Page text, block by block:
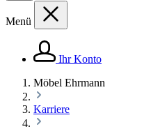
Menü
Ihr Konto
Möbel Ehrmann
Karriere